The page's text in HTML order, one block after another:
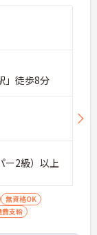
」徒歩8分
ー2級）以上
無資格OK
費支給